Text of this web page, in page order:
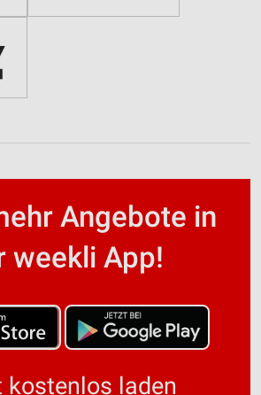
Angebote in
weekli App!
kostenlos laden